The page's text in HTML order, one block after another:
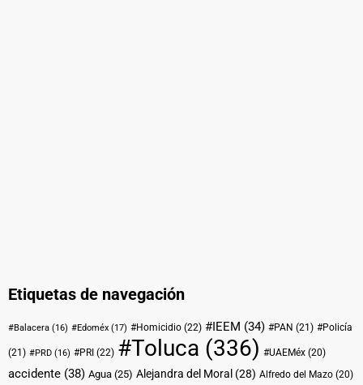
Etiquetas de navegación
#Balacera (16) #Edoméx (17) #Homicidio (22) #IEEM (34) #PAN (21) #Policía
(21) #PRD (16) #PRI (22) #Toluca (336) #UAEMéx (20)
accidente (38) Agua (25) Alejandra del Moral (28) Alfredo del Mazo (20)